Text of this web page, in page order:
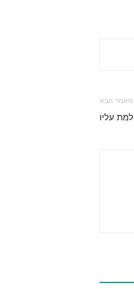
מאמר הבא
עליו